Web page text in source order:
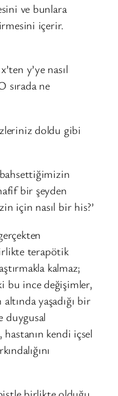
ve bunlara
içerir.
y’ye nasıl
sırada ne
doldu gibi
bir şeyden
için nasıl bir his?’
terapötik
kalmaz;
bu ince değişimler,
yaşadığı bir
duygusal
kendi içsel